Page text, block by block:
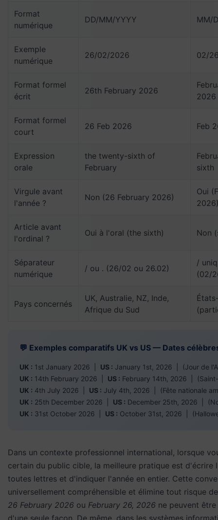
Format
numérique
DD/MM/YYYY MM/
Exemple
numérique
26/02/2026 02/
Format formel
écrit
26th February 2026
2026
Format formel
court
26 Feb 2026 Feb
Expression
orale
the twenty-sixth of
February
sixth
Virgule avant
l'année ?
Non (26 February 2026)
Oui
Article avant
l'ordinal ?
Oui à l'oral (the sixth) Non
Séparateur
numérique
/ ou . (26/02 ou 26.02)
/
(02/
Pays concernés
UK, Australie, NZ, Inde,
Afrique du Sud
💬 Exemples comparatifs UK vs US — Dates
UK : 1st January 2026 | US : January 1st, 2026 | (Jour de
UK : 14th February 2026 | US : February 14th, 2026 |
UK : 4th July 2026 | US : July 4th, 2026 | (Fête nationale
UK : 25th December 2026 | US : December 25th, 2026 |
UK : 31st October 2026 | US : October 31st, 2026 |
Dans un contexte professionnel international, lorsque
certain du public cible, la meilleure pratique est d'écrire
toutes lettres et d'indiquer l'année en entier. Cette
universellement compréhensible et élimine tout risque
26 February 2026 ou February 26, 2026 ne peuvent